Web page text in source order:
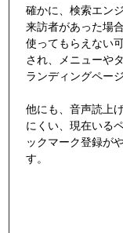
確かに、検索エン
来訪者があった場
使ってもらえない
され、メニューや
ランディングペー
他にも、音声読上
にくい、現在いる
ックマーク登録が
す。